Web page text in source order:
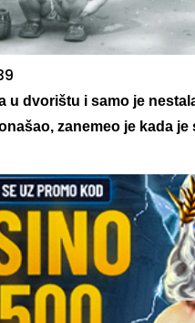
u dvorištu i samo je
zanemeo je kada je